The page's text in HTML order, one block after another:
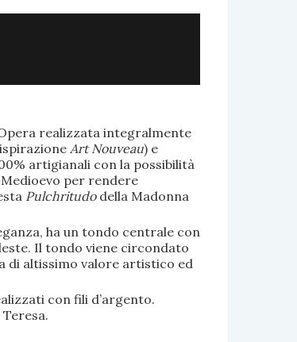
realizzata integralmente
Art Nouveau) e
artigianali con la possibilità
per rendere
Pulchritudo della Madonna
ha un tondo centrale con
Il tondo viene circondato
di altissimo valore artistico ed
con fili d’argento.